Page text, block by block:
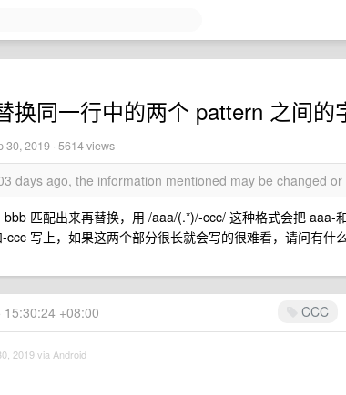
换同一行中的两个 pattern 之间的
30, 2019 · 5614 views
days ago, the information mentioned may be changed or
匹配出来再替换，用 /aaa/(.*)/-ccc/ 这种格式会把 aaa-
ccc 写上，如果这两个部分很长就会写的很难看，请问有什
CCC
+08:00
2019 via Android